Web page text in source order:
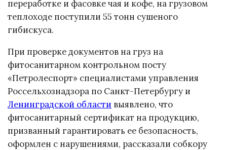
переработке и фасовке чая и кофе, на грузовом
теплоходе поступили 55 тонн сушеного
гибискуса.
При проверке документов на груз на
фитосанитарном контрольном посту
«Петролеспорт» специалистами управления
Россельхознадзора по Санкт-Петербургу и
Ленинградской области выявлено, что
фитосанитарный сертификат на продукцию,
призванный гарантировать ее безопасность,
оформлен с нарушениями, рассказали собкору